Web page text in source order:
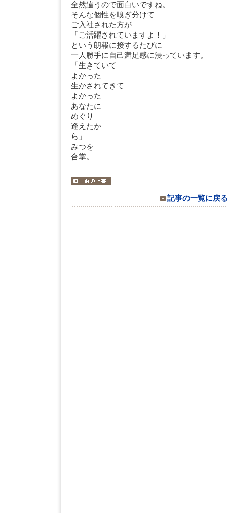
全然違うので面白いですね。
そんな個性を嗅ぎ分けて
ご入社された方が
「ご活躍されていますよ！」
という朗報に接するたびに
一人勝手に自己満足感に浸っています。
「生きていて
よかった
生かされてきて
よかった
あなたに
めぐり
逢えたか
みつを
合掌。
記事の一覧に戻